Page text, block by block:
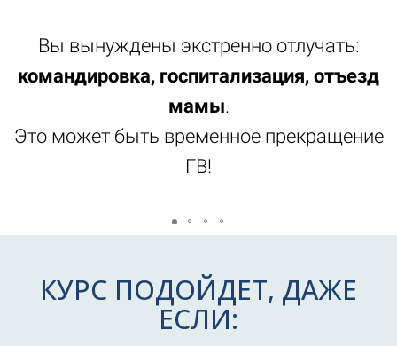
Вы вынуждены экстренно отлучать:
командировка, госпитализация, отъезд
мамы.
Это может быть временное прекращение
ГВ!
КУРС ПОДОЙДЕТ, ДАЖЕ
ЕСЛИ: